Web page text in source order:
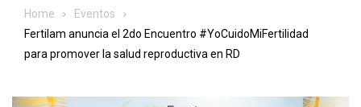
Home
Eventos
Fertilam anuncia el 2do Encuentro #YoCuidoMiFertilidad
para promover la salud reproductiva en RD